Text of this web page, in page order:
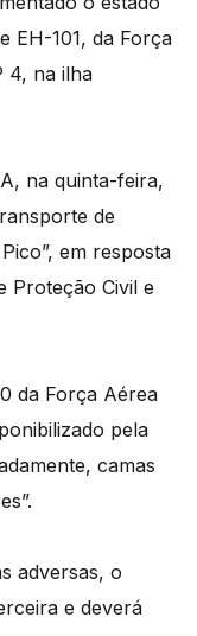
EH-101, da Força
4, na ilha
na quinta-feira,
de
em resposta
Proteção Civil e
da Força Aérea
pela
camas
adversas, o
e deverá